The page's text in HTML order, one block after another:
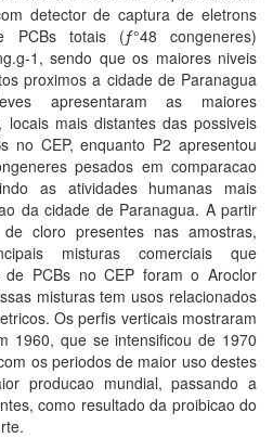
detector de captura de eletrons
PCBs totais (ƒ°48 congeneres)
1, sendo que os maiores niveis
proximos a cidade de Paranagua
apresentaram as maiores
mais distantes das possiveis
no CEP, enquanto P2 apresentou
pesados em comparacao
as atividades humanas mais
da cidade de Paranagua. A partir
cloro presentes nas amostras,
misturas comerciais que
PCBs no CEP foram o Aroclor
misturas tem usos relacionados
Os perfis verticais mostraram
1960, que se intensificou de 1970
os periodos de maior uso destes
producao mundial, passando a
como resultado da proibicao do